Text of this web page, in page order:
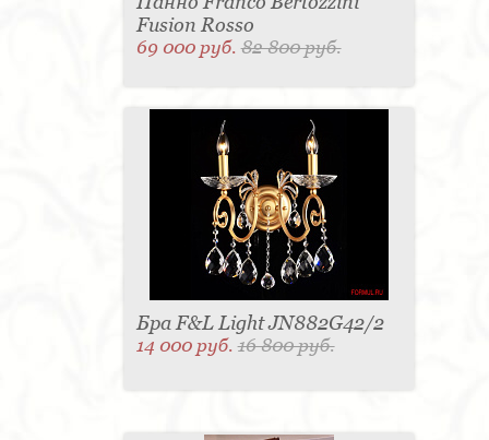
Fusion Rosso
69 000 руб.82 800 руб.
Бра F&L Light JN882G42/2
14 000 руб.16 800 руб.